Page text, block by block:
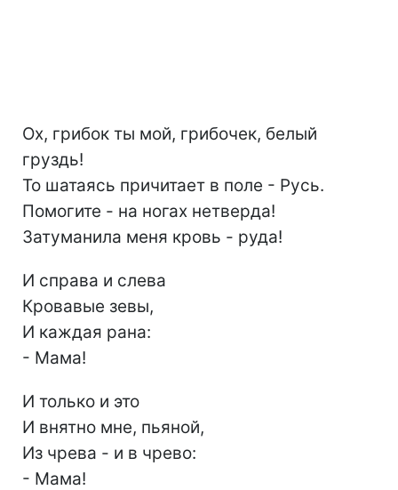
Ох, грибок ты мой, грибочек, белый
груздь!
То шатаясь причитает в поле - Русь.
Помогите - на ногах нетверда!
Затуманила меня кровь - руда!
И справа и слева
Кровавые зевы,
И каждая рана:
- Мама!
И только и это
И внятно мне, пьяной,
Из чрева - и в чрево:
- Мама!